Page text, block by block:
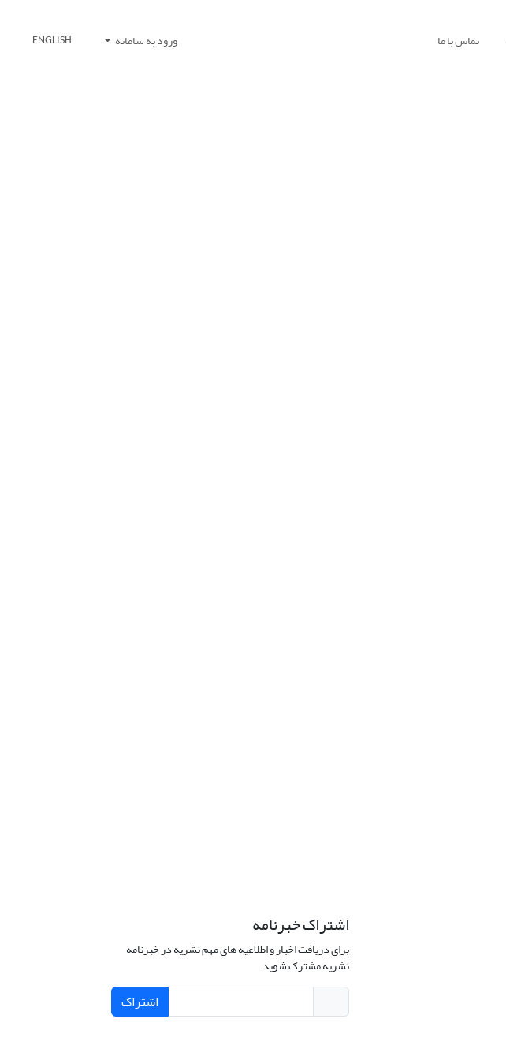
تماس با ما ورود به سامانه ENGLISH
اشتراک خبرنامه
برای دریافت اخبار و اطلاعیه های مهم نشریه در خبرنامه
نشریه مشترک شوید.
اشتراک